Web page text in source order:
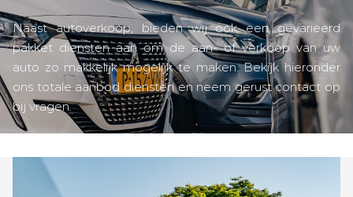
Naast autoverkoop, bieden wij ook een gevarieerd
pakket diensten aan om de aan- of verkoop van uw
auto zo makkelijk mogelijk te maken. Bekijk hieronder
ons totale aanbod diensten en neem gerust contact op
bij vragen.